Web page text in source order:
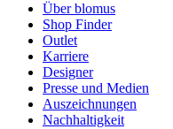
Über blomus
Shop Finder
Outlet
Karriere
Designer
Presse und Medien
Auszeichnungen
Nachhaltigkeit